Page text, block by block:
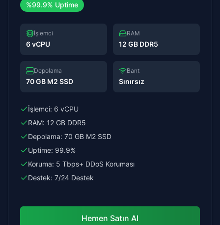
%99.9% Uptime
İşlemci
6 vCPU
RAM
12 GB DDR5
Depolama
70 GB M2 SSD
Bant
Sınırsız
İşlemci: 6 vCPU
RAM: 12 GB DDR5
Depolama: 70 GB M2 SSD
Uptime: 99.9%
Koruma: 5 Tbps+ DDoS Koruması
Destek: 7/24 Destek
Hemen Satın Al